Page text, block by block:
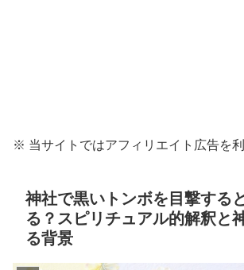
※ 当サイトではアフィリエイト広告を
神社で黒いトンボを目撃する
る？スピリチュアル的解釈と
る背景